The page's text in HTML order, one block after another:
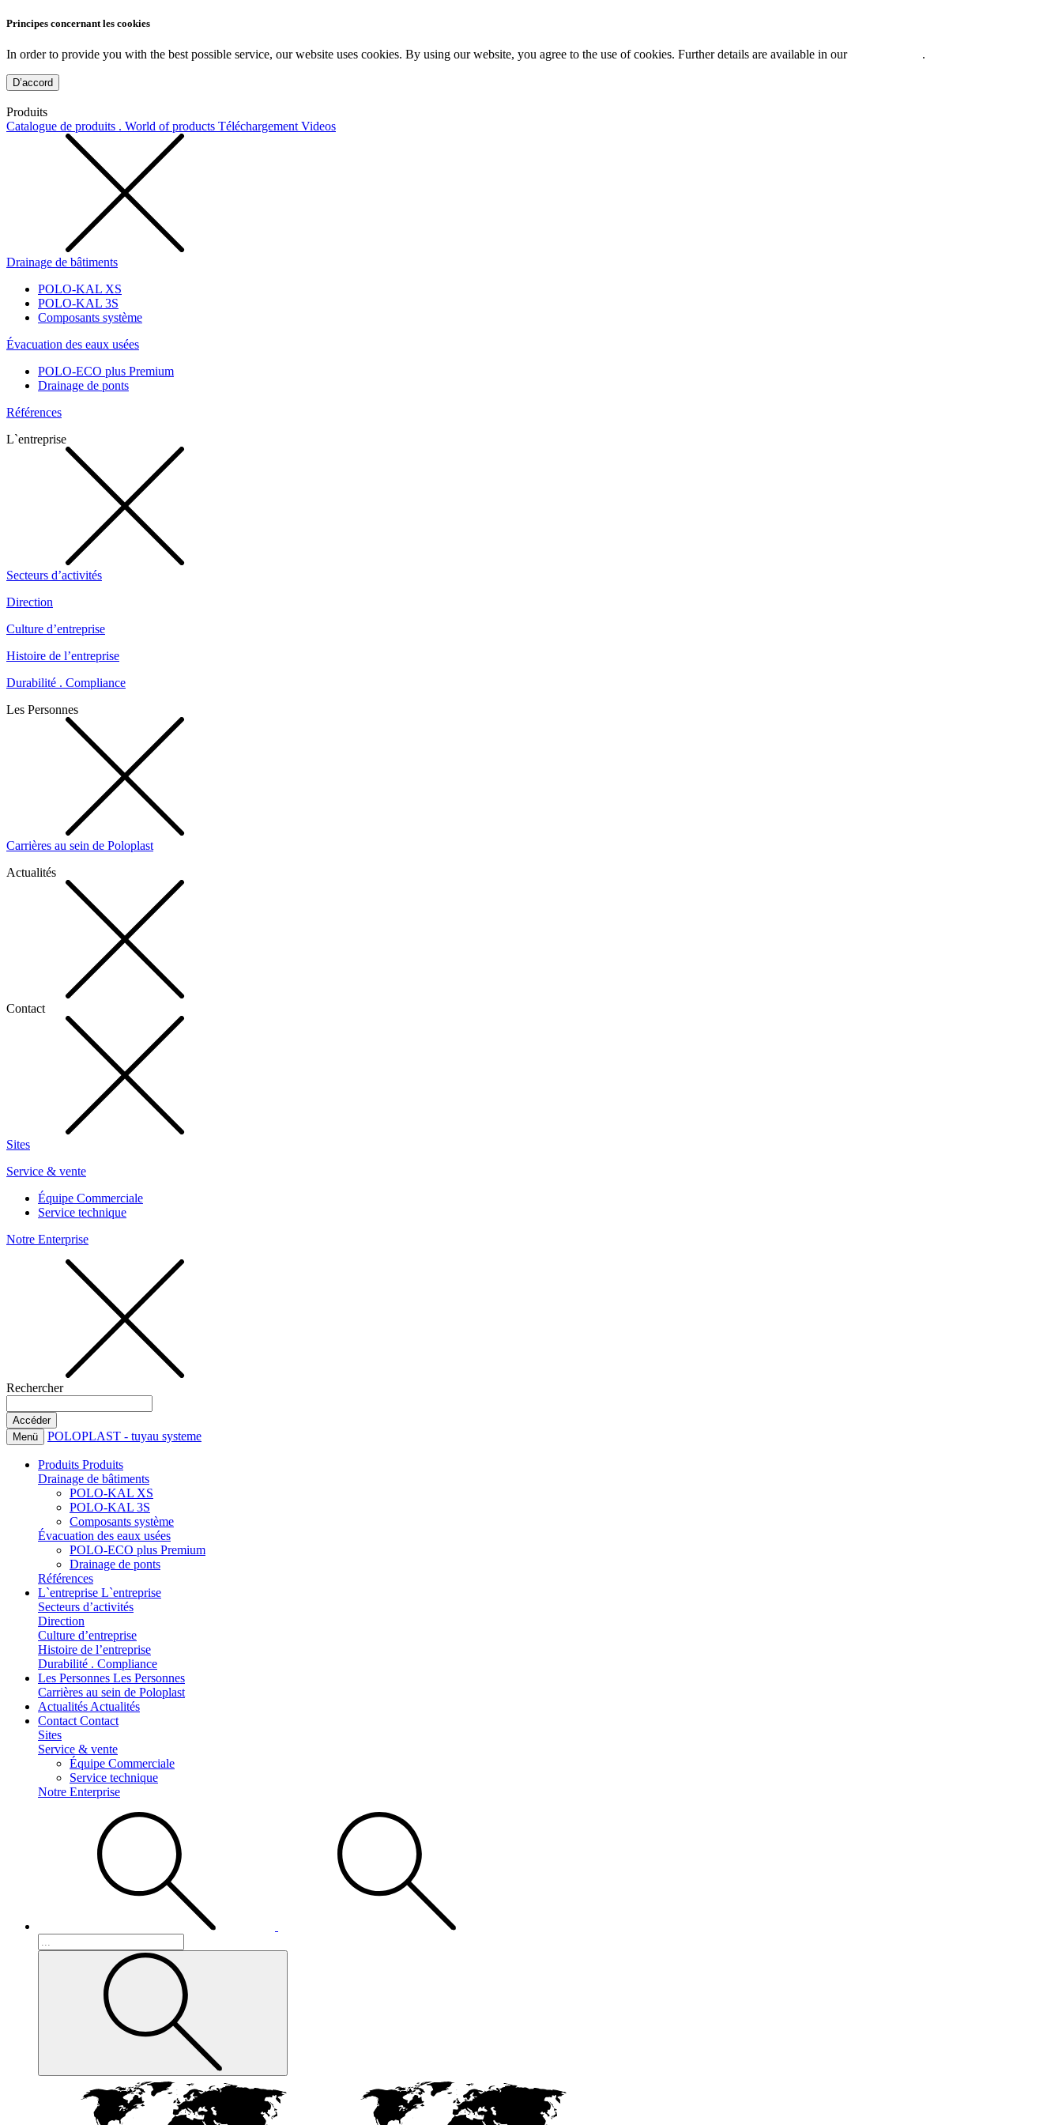
Principes concernant les cookies
In order to provide you with the best possible service, our website uses cookies. By using our website, you agree to the use of cookies. Further details are available in our .
D’accord
Produits
Catalogue de produits . World of products Téléchargement Videos
Drainage de bâtiments
POLO-KAL XS
POLO-KAL 3S
Composants système
Évacuation des eaux usées
POLO-ECO plus Premium
Drainage de ponts
Références
L`entreprise
Secteurs d’activités
Direction
Culture d’entreprise
Histoire de l’entreprise
Durabilité . Compliance
Les Personnes
Carrières au sein de Poloplast
Actualités
Contact
Sites
Service & vente
Équipe Commerciale
Service technique
Notre Enterprise
Rechercher
Menü POLOPLAST - tuyau systeme
Produits Produits
Drainage de bâtiments
POLO-KAL XS
POLO-KAL 3S
Composants système
Évacuation des eaux usées
POLO-ECO plus Premium
Drainage de ponts
Références
L`entreprise L`entreprise
Secteurs d’activités
Direction
Culture d’entreprise
Histoire de l’entreprise
Durabilité . Compliance
Les Personnes Les Personnes
Carrières au sein de Poloplast
Actualités Actualités
Contact Contact
Sites
Service & vente
Équipe Commerciale
Service technique
Notre Enterprise